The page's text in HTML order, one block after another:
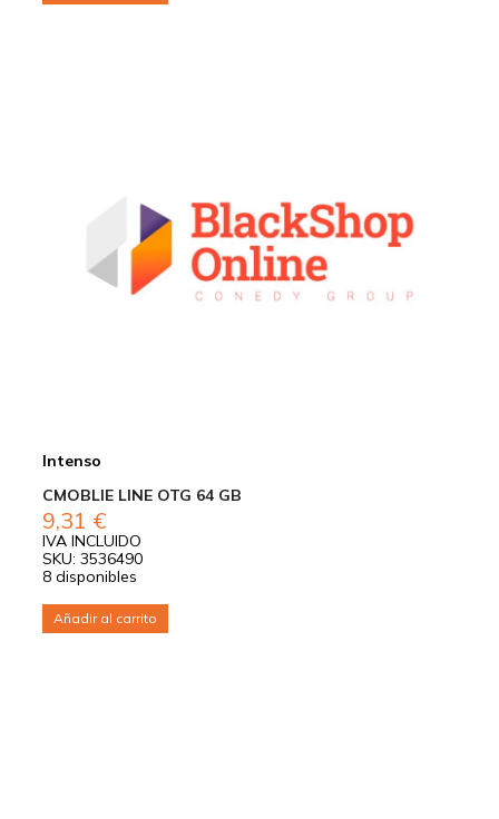
Intenso
CMOBLIE LINE OTG 64 GB
9,31 €
IVA INCLUIDO
SKU: 3536490
8 disponibles
Añadir al carrito